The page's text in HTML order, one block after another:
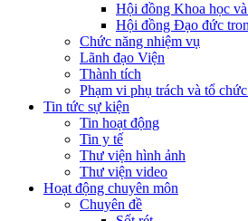
Hội đồng Khoa học
Hội đồng Đạo đức
Chức năng nhiệm vụ
Lãnh đạo Viện
Thành tích
Phạm vi phụ trách và tổ
Tin tức sự kiện
Tin hoạt động
Tin y tế
Thư viện hình ảnh
Thư viện video
Hoạt động chuyên môn
Chuyên đề